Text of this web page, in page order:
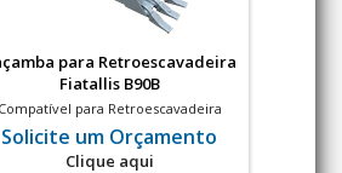
para Retroescavadeira
Fiatallis B90B
Compatível para Retroescavadeira
FIATALLIS B90B
Solicite um Orçamento
Clique aqui